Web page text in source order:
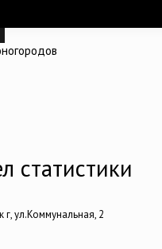
статистики
г, ул.Коммунальная, 2